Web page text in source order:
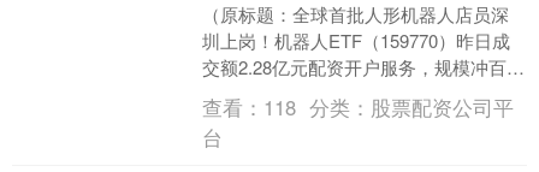
（原标题：全球首批人形机器人店员深
圳上岗！机器人ETF（159770）昨日成
交额2.28亿元配资开户服务，规模冲百
亿！机构：人形机器人产业化进程加
速） 11月1....
查看： 118 分类： 股票配资公司平
台